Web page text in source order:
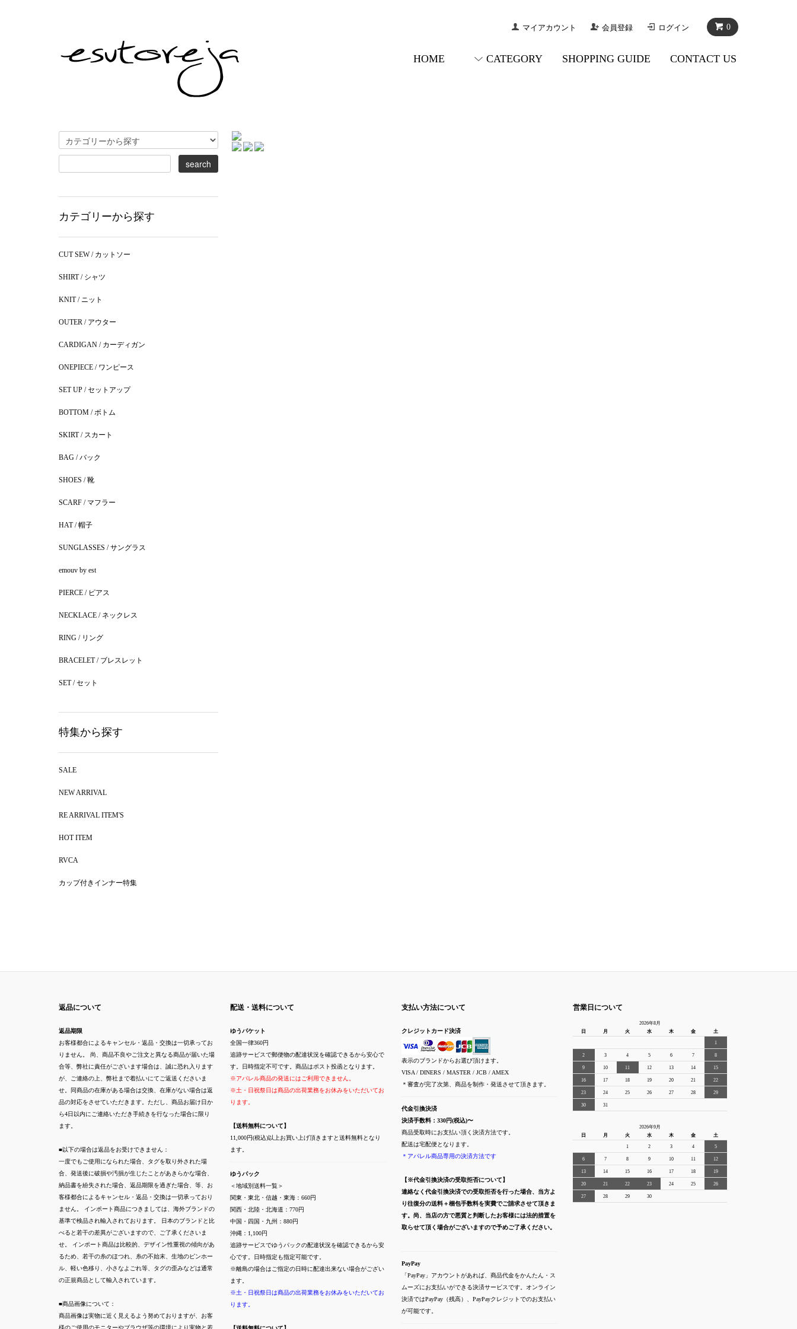
0
マイアカウント 会員登録 ログイン
HOME CATEGORY SHOPPING GUIDE CONTACT US
カテゴリーから探す
CUT SEW / カットソー
SHIRT / シャツ
KNIT / ニット
OUTER / アウター
CARDIGAN / カーディガン
ONEPIECE / ワンピース
SET UP / セットアップ
BOTTOM / ボトム
SKIRT / スカート
BAG / バック
SHOES / 靴
SCARF / マフラー
HAT / 帽子
SUNGLASSES / サングラス
emouv by est
PIERCE / ピアス
NECKLACE / ネックレス
RING / リング
BRACELET / ブレスレット
SET / セット
特集から探す
SALE
NEW ARRIVAL
RE ARRIVAL ITEM'S
HOT ITEM
RVCA
カップ付きインナー特集
返品について
返品期限
お客様都合によるキャンセル・返品・交換は一切承ってお
りません。 尚、商品不良やご注文と異なる商品が届いた場
合等、弊社に責任がございます場合は、誠に恐れ入ります
が、ご連絡の上、弊社まで着払いにてご返送くださいま
せ。同商品の在庫がある場合は交換、在庫がない場合は返
品の対応をさせていただきます。ただし、商品お届け日か
ら4日以内にご連絡いただき手続きを行なった場合に限り
ます。
■以下の場合は返品をお受けできません：
一度でもご使用になられた場合、タグを取り外された場
合、発送後に破損や汚損が生じたことがあきらかな場合、
納品書を紛失された場合、返品期限を過ぎた場合、等、お
客様都合によるキャンセル・返品・交換は一切承っており
ません。 インポート商品につきましては、海外ブランドの
基準で検品され輸入されております。 日本のブランドと比
べると若干の差異がございますので、ご了承くださいま
せ。 インポート商品は比較的、デザイン性重視の傾向があ
るため、若干の糸のほつれ、糸の不始末、生地のピンホー
ル、軽い色移り、小さなよごれ等、タグの歪みなどは通常
の正規商品として輸入されています。
■商品画像について：
商品画像は実物に近く見えるよう努めておりますが、お客
配送・送料について
ゆうパケット
全国一律360円
追跡サービスで郵便物の配達状況を確認できるから安心で
す。日時指定不可です。商品はポスト投函となります。
※アパレル商品の発送にはご利用できません。
※土・日祝祭日は商品の出荷業務をお休みをいただいてお
ります。
【送料無料について】
11,000円(税込)以上お買い上げ頂きますと送料無料となり
ます。
ゆうパック
＜地域別送料一覧＞
関東・東北・信越・東海：660円
関西・北陸・北海道：770円
中国・四国・九州：880円
沖縄：1,100円
追跡サービスでゆうパックの配達状況を確認できるから安
心です。日時指定も指定可能です。
※離島の場合はご指定の日時に配達出来ない場合がござい
ます。
※土・日祝祭日は商品の出荷業務をお休みをいただいてお
ります。
支払い方法について
クレジットカード決済
表示のブランドからお選び頂けます。
VISA / DINERS / MASTER / JCB / AMEX
＊審査が完了次第、商品を制作・発送させて頂きます。
代金引換決済
決済手数料：330円(税込)〜
商品受取時にお支払い頂く決済方法です。
配送は宅配便となります。
＊アパレル商品専用の決済方法です
【※代金引換決済の受取拒否について】
連絡なく代金引換決済での受取拒否を行った場合、当方よ
り往復分の送料＋梱包手数料を実費でご請求させて頂きま
す。尚、当店の方で悪質と判断したお客様には法的措置を
取らせて頂く場合がございますので予めご了承ください。
PayPay
「PayPay」アカウントがあれば、商品代金をかんたん・ス
ムーズにお支払いができる決済サービスです。オンライン
決済ではPayPay（残高）、PayPayクレジットでのお支払い
が可能です。
営業日について
2026年8月
日
月 火 水 木 金
土
1
2 3 4 5 6 7 8
9 10 11 12 13 14 15
16 17 18 19 20 21 22
23 24 25 26 27 28 29
30 31
2026年9月
日
月 火 水 木 金
土
1
2 3 4 5
6 7 8 9 10 11 12
13 14 15 16 17 18 19
20 21 22 23 24 25 26
27 28 29 30